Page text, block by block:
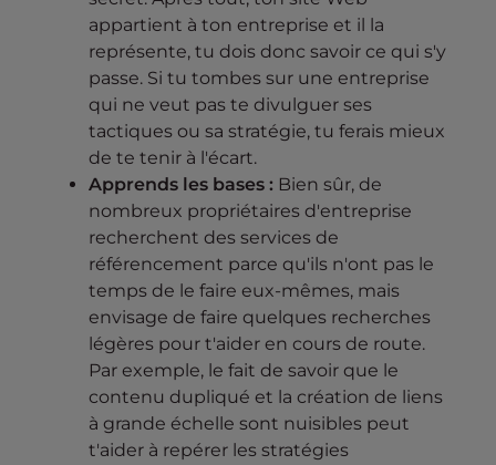
appartient à ton entreprise et il la
représente, tu dois donc savoir ce qui s'y
passe. Si tu tombes sur une entreprise
qui ne veut pas te divulguer ses
tactiques ou sa stratégie, tu ferais mieux
de te tenir à l'écart.
Apprends les bases : Bien sûr, de
nombreux propriétaires d'entreprise
recherchent des services de
référencement parce qu'ils n'ont pas le
temps de le faire eux-mêmes, mais
envisage de faire quelques recherches
légères pour t'aider en cours de route.
Par exemple, le fait de savoir que le
contenu dupliqué et la création de liens
à grande échelle sont nuisibles peut
t'aider à repérer les stratégies